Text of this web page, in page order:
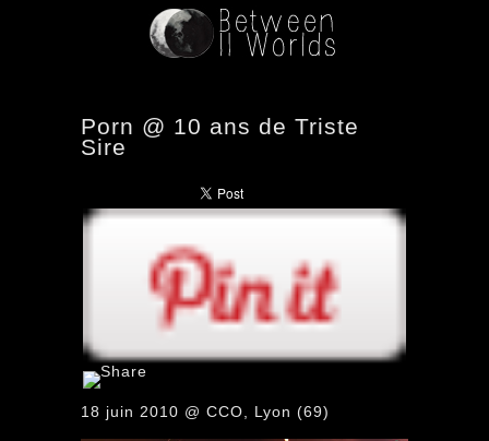
Porn @ 10 ans de Triste
Sire
18 juin 2010 @ CCO, Lyon (69)